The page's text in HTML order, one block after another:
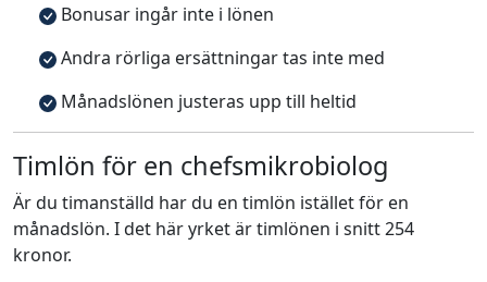
Bonusar ingår inte i lönen
Andra rörliga ersättningar tas inte med
Månadslönen justeras upp till heltid
Timlön för en chefsmikrobiolog
Är du timanställd har du en timlön istället för en
månadslön. I det här yrket är timlönen i snitt 254
kronor.